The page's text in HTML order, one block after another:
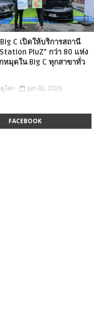
C เปิดให้บริการสถานี
Station PluZ” กว่า 80 แห่ง
หมุดใน Big C ทุกสาขาทั่ว
โลก Jun 02, 2026
FACEBOOK